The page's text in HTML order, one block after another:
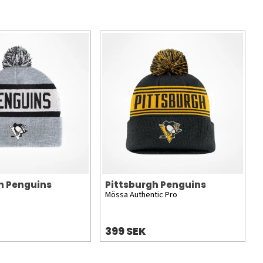
Penguins
Pittsburgh Penguins
Mössa Authentic Pro
399 SEK